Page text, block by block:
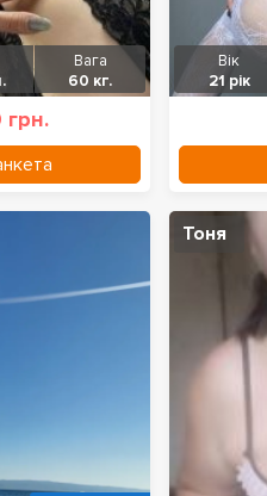
Вага
60 кг.
грн.
Вік
21 рік
Тоня